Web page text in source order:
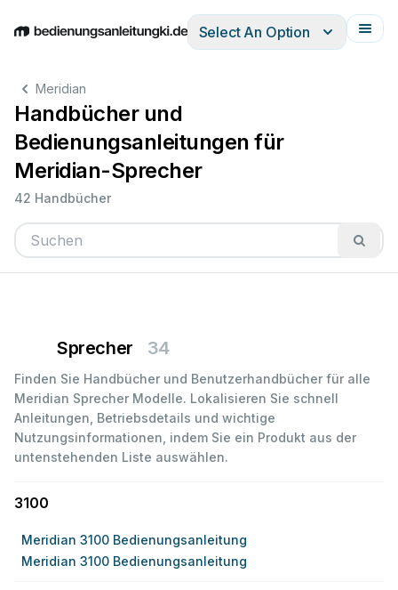
EnglishDeutschEspañolItalianoFrançais
Select An Option
Meridian
Handbücher und
Bedienungsanleitungen für
Meridian-Sprecher
42 Handbücher
Sprecher 34
Finden Sie Handbücher und Benutzerhandbücher für alle
Meridian Sprecher Modelle. Lokalisieren Sie schnell
Anleitungen, Betriebsdetails und wichtige
Nutzungsinformationen, indem Sie ein Produkt aus der
untenstehenden Liste auswählen.
3100
Meridian 3100 Bedienungsanleitung
Meridian 3100 Bedienungsanleitung